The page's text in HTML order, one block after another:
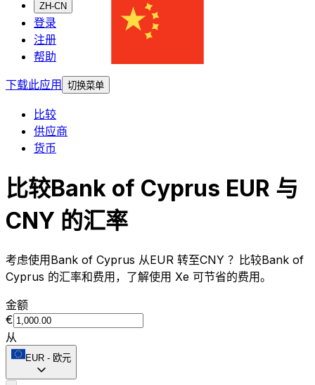
ZH-CN
登录
注册
帮助
下载此应用
切换菜单
比较
供应商
货币
比较Bank of Cyprus EUR 与
CNY 的汇率
考虑使用Bank of Cyprus 从EUR 转至CNY ？比较Bank of
Cyprus 的汇率和费用，了解使用 Xe 可节省的费用。
金额
€
从
EUR - 欧元